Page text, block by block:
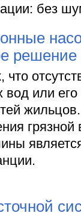
без
что
вод или
грязной